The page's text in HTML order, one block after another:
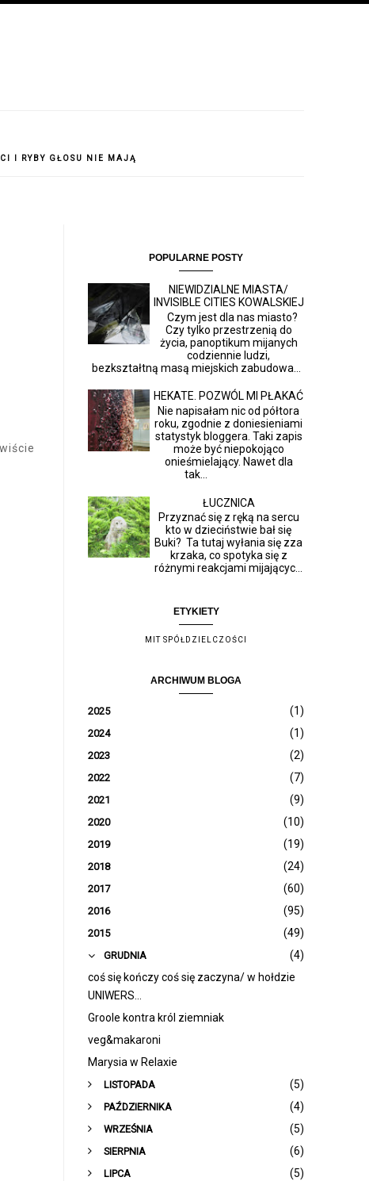
I RYBY GŁOSU NIE MAJĄ
POPULARNE POSTY
NIEWIDZIALNE MIASTA/
INVISIBLE CITIES KOWALSKIEJ
Czym jest dla nas miasto?
Czy tylko przestrzenią do
życia, panoptikum mijanych
codziennie ludzi,
bezkształtną masą miejskich zabudowa...
HEKATE. POZWÓL MI PŁAKAĆ
Nie napisałam nic od półtora
roku, zgodnie z doniesieniami
statystyk bloggera. Taki zapis
może być niepokojąco
onieśmielający. Nawet dla
tak...
ŁUCZNICA
Przyznać się z ręką na sercu
kto w dzieciństwie bał się
Buki? Ta tutaj wyłania się zza
krzaka, co spotyka się z
różnymi reakcjami mijającyc...
ETYKIETY
MIT SPÓŁDZIELCZOŚCI
ARCHIWUM BLOGA
2025 (1)
2024 (1)
2023 (2)
2022 (7)
2021 (9)
2020 (10)
2019 (19)
2018 (24)
2017 (60)
2016 (95)
2015 (49)
GRUDNIA
(4)
coś się kończy coś się zaczyna/ w hołdzie
UNIWERS...
Groole kontra król ziemniak
veg&makaroni
Marysia w Relaxie
LISTOPADA (5)
PAŹDZIERNIKA (4)
WRZEŚNIA (5)
SIERPNIA (6)
LIPCA (5)